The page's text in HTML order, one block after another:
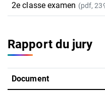
2e classe examen (pdf,
Rapport du jury
Document